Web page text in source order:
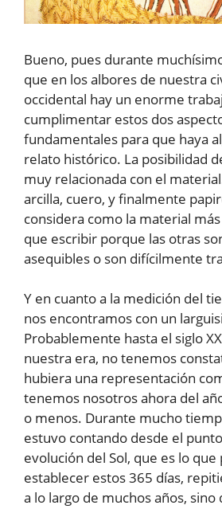
Bueno, pues durante
que en los albores de nuestra
occidental hay un enorme
cumplimentar estos dos
fundamentales para que haya
relato histórico. La posibilidad
muy relacionada con el
arcilla, cuero, y finalmente
considera como la material
que escribir porque las otras
asequibles o son difícilmente
Y en cuanto a la medición del
nos encontramos con un
Probablemente hasta el siglo
nuestra era, no tenemos
hubiera una representación
tenemos nosotros ahora del
o menos. Durante mucho
estuvo contando desde el
evolución del Sol, que es lo
establecer estos 365 días,
a lo largo de muchos años, sino